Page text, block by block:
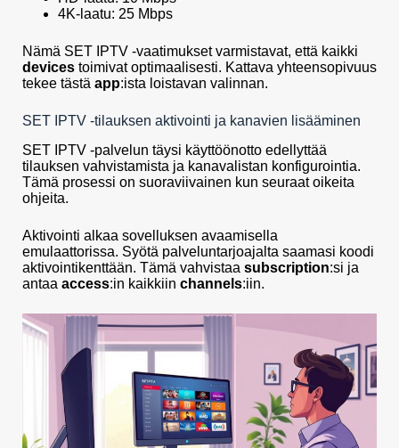
4K-laatu: 25 Mbps
Nämä SET IPTV -vaatimukset varmistavat, että kaikki
devices toimivat optimaalisesti. Kattava yhteensopivuus
tekee tästä app:ista loistavan valinnan.
SET IPTV -tilauksen aktivointi ja kanavien lisääminen
SET IPTV -palvelun täysi käyttöönotto edellyttää
tilauksen vahvistamista ja kanavalistan konfigurointia.
Tämä prosessi on suoraviivainen kun seuraat oikeita
ohjeita.
Aktivointi alkaa sovelluksen avaamisella
emulaattorissa. Syötä palveluntarjoajalta saamasi koodi
aktivointikenttään. Tämä vahvistaa subscription:si ja
antaa access:in kaikkiin channels:iin.